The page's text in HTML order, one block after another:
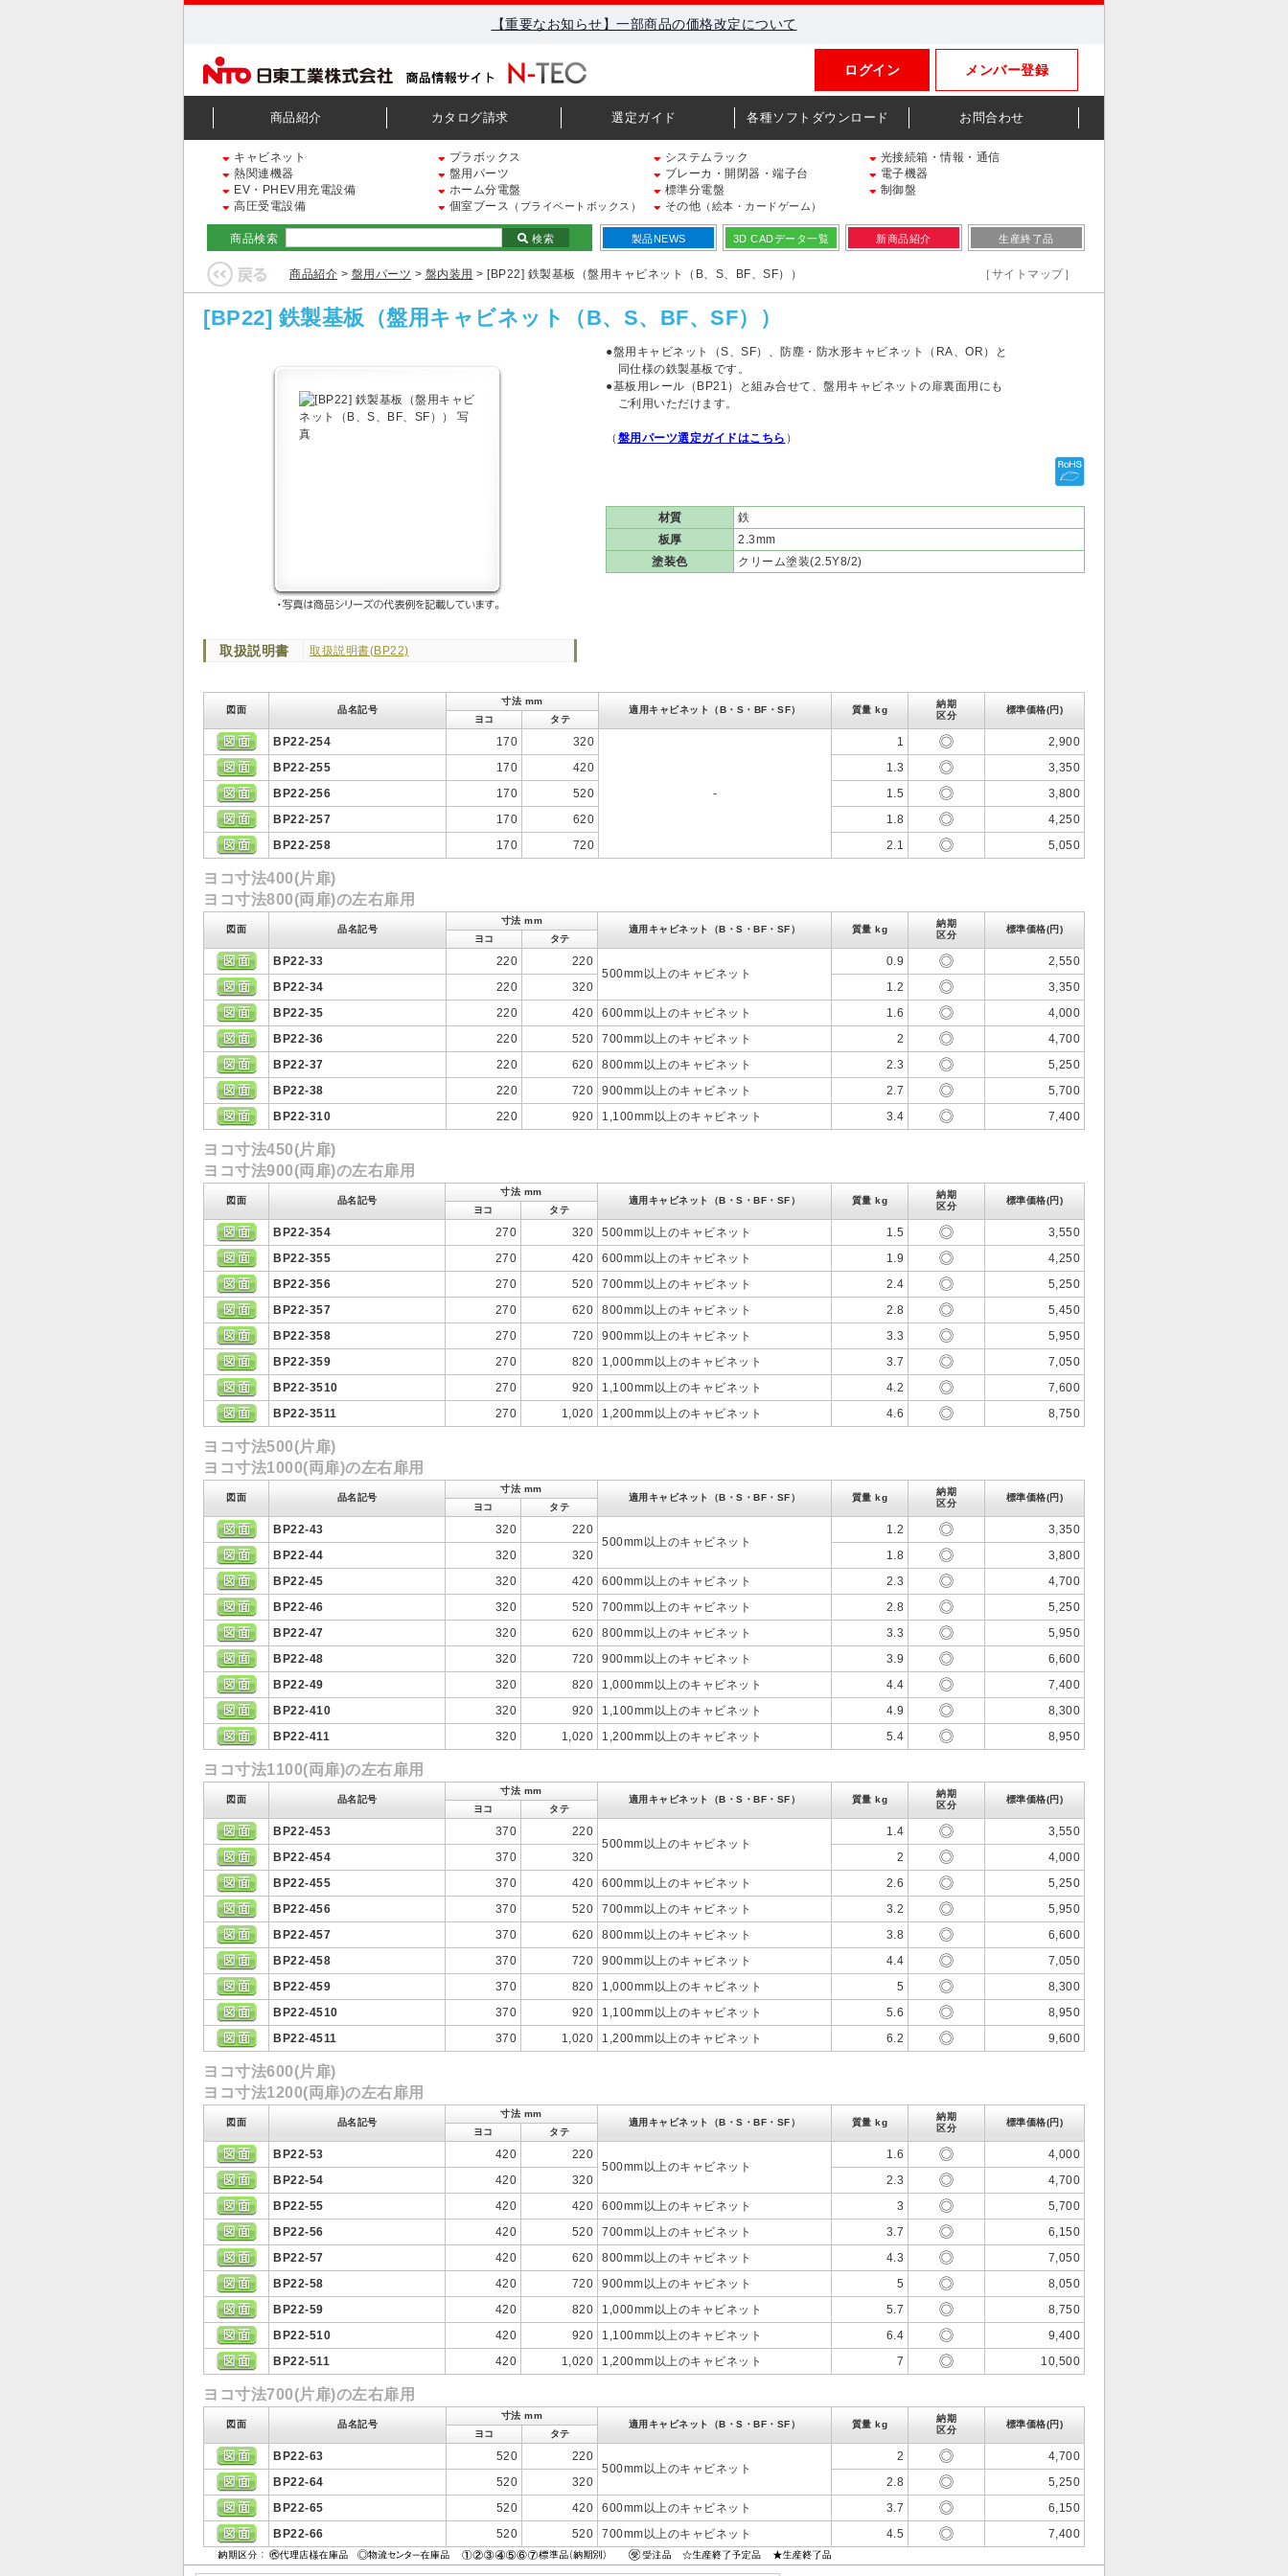
【重要なお知らせ】一部商品の価格改定について
メンバー登録
ログイン
商品紹介 カタログ請求 選定ガイド 各種ソフトダウンロード お問合わせ
キャビネット プラボックス システムラック
光接続箱・情報・通信
熱関連機器
盤用パーツ ブレーカ・開閉器・端子台
電子機器
EV・PHEV用充電設備
ホーム分電盤 標準分電盤
制御盤
高圧受電設備
個室ブース （プライベートボックス） その他 （絵本・カードゲーム）
商品検索 検索 製品NEWS 3D CADデータ一覧 新商品紹介 生産終了品
商品紹介 > 盤用パーツ > 盤内装用 > [BP22] 鉄製基板（盤用キャビネット（B、S、BF、SF）） ［サイトマップ］
[BP22] 鉄製基板（盤用キャビネット（B、S、BF、SF））
取扱説明書 取扱説明書(BP22)
●盤用キャビネット（S、SF）、防塵・防水形キャビネット（RA、OR）と
同仕様の鉄製基板です。
●基板用レール（BP21）と組み合せて、盤用キャビネットの扉裏面用にも
ご利用いただけます。
（ 盤用パーツ選定ガイドはこちら ）
材質
鉄
板厚
2.3mm
塗装色
クリーム塗装(2.5Y8/2)
図面 品名記号
寸法 mm
適用キャビネット（B・S・BF・SF）
質量 kg
納期
区分
標準価格(円)
ヨコ
タテ
BP22-254 170 320
-
1
2,900
BP22-255
170 420 1.3
3,350
BP22-256
170 520 1.5
3,800
BP22-257
170 620 1.8
4,250
BP22-258
170 720 2.1 5,050
ヨコ寸法400(片扉)
ヨコ寸法800(両扉)の左右扉用
図面 品名記号
寸法 mm
適用キャビネット（B・S・BF・SF）
質量 kg
納期
区分
標準価格(円)
ヨコ
タテ
BP22-33 220
220
500mm以上のキャビネット
0.9
2,550
BP22-34
220 320 1.2
3,350
BP22-35
220 420 600mm以上のキャビネット 1.6
4,000
BP22-36
220 520 700mm以上のキャビネット 2
4,700
BP22-37
220 620 800mm以上のキャビネット 2.3
5,250
BP22-38
220 720 900mm以上のキャビネット 2.7
5,700
BP22-310
220 920 1,100mm以上のキャビネット 3.4 7,400
ヨコ寸法450(片扉)
ヨコ寸法900(両扉)の左右扉用
図面 品名記号
寸法 mm
適用キャビネット（B・S・BF・SF）
質量 kg
納期
区分
標準価格(円)
ヨコ
タテ
BP22-354 270 320 500mm以上のキャビネット 1.5
3,550
BP22-355
270 420 600mm以上のキャビネット 1.9
4,250
BP22-356
270 520 700mm以上のキャビネット 2.4
5,250
BP22-357
270 620 800mm以上のキャビネット 2.8
5,450
BP22-358
270 720 900mm以上のキャビネット 3.3
5,950
BP22-359
270 820 1,000mm以上のキャビネット 3.7
7,050
BP22-3510
270 920 1,100mm以上のキャビネット 4.2
7,600
BP22-3511
270 1,020 1,200mm以上のキャビネット 4.6 8,750
ヨコ寸法500(片扉)
ヨコ寸法1000(両扉)の左右扉用
図面 品名記号
寸法 mm
適用キャビネット（B・S・BF・SF）
質量 kg
納期
区分
標準価格(円)
ヨコ
タテ
BP22-43 320
220
500mm以上のキャビネット
1.2
3,350
BP22-44
320 320 1.8
3,800
BP22-45
320 420 600mm以上のキャビネット 2.3
4,700
BP22-46
320 520 700mm以上のキャビネット 2.8
5,250
BP22-47
320 620 800mm以上のキャビネット 3.3
5,950
BP22-48
320 720 900mm以上のキャビネット 3.9
6,600
BP22-49
320 820 1,000mm以上のキャビネット 4.4
7,400
BP22-410
320 920 1,100mm以上のキャビネット 4.9
8,300
BP22-411
320 1,020 1,200mm以上のキャビネット 5.4 8,950
ヨコ寸法1100(両扉)の左右扉用
図面 品名記号
寸法 mm
適用キャビネット（B・S・BF・SF）
質量 kg
納期
区分
標準価格(円)
ヨコ
タテ
BP22-453 370
220
500mm以上のキャビネット
1.4
3,550
BP22-454
370 320 2
4,000
BP22-455
370 420 600mm以上のキャビネット 2.6
5,250
BP22-456
370 520 700mm以上のキャビネット 3.2
5,950
BP22-457
370 620 800mm以上のキャビネット 3.8
6,600
BP22-458
370 720 900mm以上のキャビネット 4.4
7,050
BP22-459
370 820 1,000mm以上のキャビネット 5
8,300
BP22-4510
370 920 1,100mm以上のキャビネット 5.6
8,950
BP22-4511
370 1,020 1,200mm以上のキャビネット 6.2 9,600
ヨコ寸法600(片扉)
ヨコ寸法1200(両扉)の左右扉用
図面 品名記号
寸法 mm
適用キャビネット（B・S・BF・SF）
質量 kg
納期
区分
標準価格(円)
ヨコ
タテ
BP22-53 420
220
500mm以上のキャビネット
1.6
4,000
BP22-54
420 320 2.3
4,700
BP22-55
420 420 600mm以上のキャビネット 3
5,700
BP22-56
420 520 700mm以上のキャビネット 3.7
6,150
BP22-57
420 620 800mm以上のキャビネット 4.3
7,050
BP22-58
420 720 900mm以上のキャビネット 5
8,050
BP22-59
420 820 1,000mm以上のキャビネット 5.7
8,750
BP22-510
420 920 1,100mm以上のキャビネット 6.4
9,400
BP22-511
420 1,020 1,200mm以上のキャビネット 7 10,500
ヨコ寸法700(片扉)の左右扉用
図面 品名記号
寸法 mm
適用キャビネット（B・S・BF・SF）
質量 kg
納期
区分
標準価格(円)
ヨコ
タテ
BP22-63 520
220
500mm以上のキャビネット
2
4,700
BP22-64
520 320 2.8
5,250
BP22-65
520 420 600mm以上のキャビネット 3.7
6,150
BP22-66
520 520 700mm以上のキャビネット 4.5 7,400
・記載の価格には消費税は含まれていません。